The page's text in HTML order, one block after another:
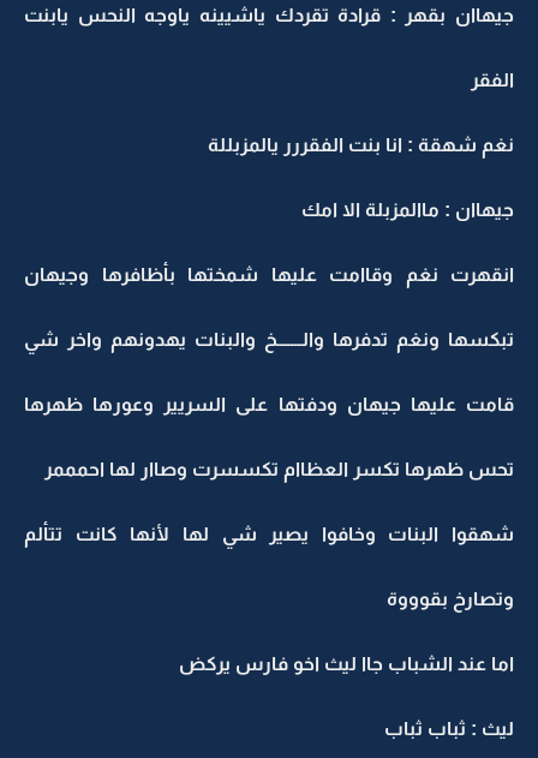
جيهاان بقهر : قرادة تقردك ياشيينه ياوجه النحس يابنت
الفقر
نغم شهقة : انا بنت الفقررر يالمزبللة
جيهاان : ماالمزبلة الا امك
انقهرت نغم وقاامت عليها شمختها بأظافرها وجيهان
تبكسها ونغم تدفرها والـــــــخ والبنات يهدونهم واخر شي
قامت عليها جيهان ودفتها على السريير وعورها ظهرها
تحس ظهرها تكسر العظاام تكسسرت وصاار لها احمممر
شهقوا البنات وخافوا يصير شي لها لأنها كانت تتألم
وتصارخ بقوووة
اما عند الشباب جاا ليث اخو فارس يركض
ليث : ثباب ثباب